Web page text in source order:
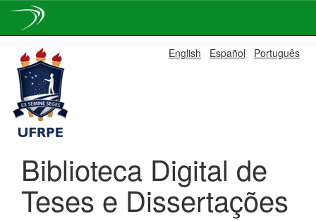
navigation
English Español Português
Biblioteca Digital de
Teses e Dissertações